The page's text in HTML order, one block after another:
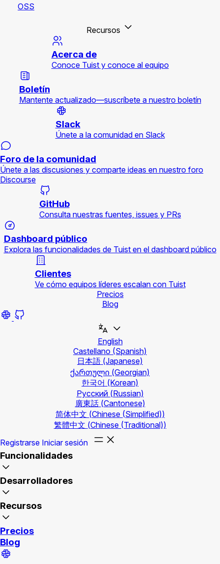
OSS
Recursos
Acerca de
Conoce Tuist y conoce al equipo
Boletín
Mantente actualizado—suscríbete a nuestro boletín
Slack
Únete a la comunidad en Slack
Foro de la comunidad
Únete a las discusiones y comparte ideas en nuestro foro
Discourse
GitHub
Consulta nuestras fuentes, issues y PRs
Dashboard público
Explora las funcionalidades de Tuist en el dashboard público
Clientes
Ve cómo equipos líderes escalan con Tuist
Precios
Blog
English
Castellano (Spanish)
日本語 (Japanese)
ქართული (Georgian)
한국어 (Korean)
Русский (Russian)
廣東話 (Cantonese)
简体中文 (Chinese (Simplified))
繁體中文 (Chinese (Traditional))
Registrarse Iniciar sesión
Funcionalidades
Desarrolladores
Recursos
Precios
Blog